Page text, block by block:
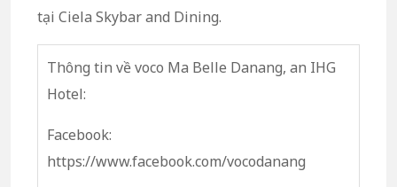
tại Ciela Skybar and Dining.
Thông tin về voco Ma Belle Danang, an IHG
Hotel:
Facebook:
https://www.facebook.com/vocodanang